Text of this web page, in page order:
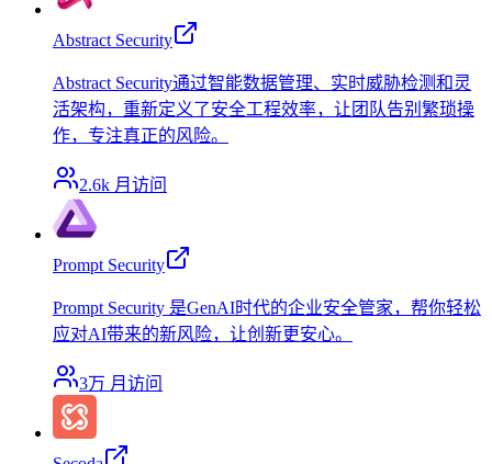
Abstract Security
Abstract Security通过智能数据管理、实时威胁检测和灵
活架构，重新定义了安全工程效率，让团队告别繁琐操
作，专注真正的风险。
2.6k 月访问
Prompt Security
Prompt Security 是GenAI时代的企业安全管家，帮你轻松
应对AI带来的新风险，让创新更安心。
3万 月访问